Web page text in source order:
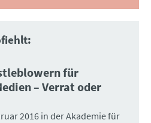
für
– Verrat oder
2016 in der Akademie für